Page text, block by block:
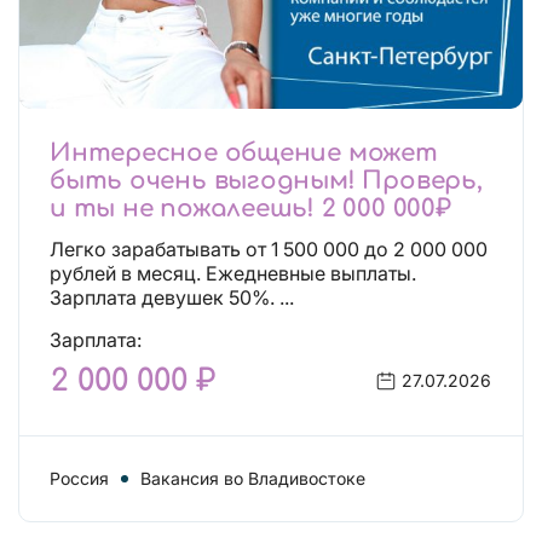
Интересное общение может
быть очень выгодным! Проверь,
и ты не пожалеешь! 2 000 000₽
Легко зарабатывать от 1 500 000 до 2 000 000
рублей в месяц. Ежедневные выплаты.
Зарплата девушек 50%. ...
Зарплата:
2 000 000 ₽ 27.07.2026
Россия Вакансия во Владивостоке